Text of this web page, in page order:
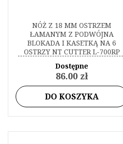
NÓŻ Z 18 MM OSTRZEM
ŁAMANYM Z PODWÓJNA
BLOKADA I KASETKĄ NA 6
OSTRZY NT CUTTER L-700RP
Dostępne
86.00 zł
DO KOSZYKA